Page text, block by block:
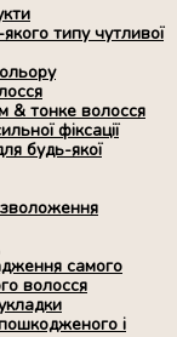
типу чутливої
& тонке волосся
фіксації
будь-якої
самого
волосся
і